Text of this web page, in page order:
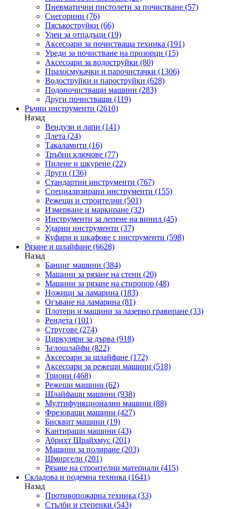
Пневматични пистолети за почистване (57)
Снегорини (76)
Пясъкоструйки (66)
Улеи за отпадъци (19)
Аксесоари за почистваща техника (191)
Уреди за почистване на прозорци (15)
Аксесоари за водоструйки (80)
Прахосмукачки и парочистачки (1306)
Водоструйки и пароструйки (628)
Подопочистващи машини (283)
Други почистващи (119)
Ръчни инструменти (2610)
Назад
Вендузи и лапи (141)
Длета (24)
Такаламити (16)
Тръбни ключове (77)
Пилене и шкурене (22)
Други (136)
Стандартни инструменти (767)
Специализирани инструменти (155)
Режещи и строителни (501)
Измерване и маркиране (32)
Инструменти за лепене на винил (45)
Ударни инструменти (37)
Куфари и шкафове с инструменти (598)
Рязане и шлайфане (6628)
Назад
Банциг машини (384)
Машини за рязане на стени (20)
Машини за рязане на стиропор (48)
Ножици за ламарина (183)
Огъване на ламарина (81)
Плотери и машини за лазерно гравиране (33)
Рендета (101)
Стругове (274)
Циркуляри за дърва (918)
Ъглошлайфи (822)
Аксесоари за шлайфане (172)
Аксесоари за режещи машини (518)
Триони (468)
Режещи машини (62)
Шлайфащи машини (938)
Мултифункционални машини (88)
Фрезоващи машини (427)
Бисквит машини (19)
Кантиращи машини (43)
Абрихт Щрайхмус (201)
Машини за полиране (203)
Шмиргели (201)
Рязане на строителни материали (415)
Складова и подемна техника (1641)
Назад
Противопожарна техника (33)
Стълби и степенки (543)